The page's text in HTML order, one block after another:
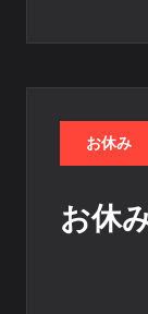
お休み
お休